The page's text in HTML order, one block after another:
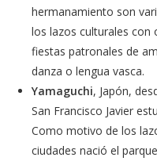
hermanamiento son
los lazos culturales con
fiestas patronales de
danza o lengua vasca.
Yamaguchi, Japón,
San Francisco Javier
Como motivo de los
ciudades nació el